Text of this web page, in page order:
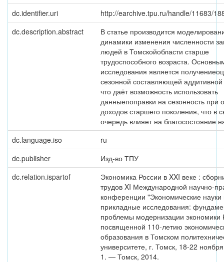
dc.identifier.uri
http://earchive.tpu.ru/handle/11683/
dc.description.abstract
В статье производится
динамики изменения численности
людей в Томскойобласти старше
трудоспособного возраста.
исследования является
сезонной составляющей
что даёт возможность использовать
данныепоправки на сезонность при
доходов старшего поколения, что в
очередь влияет на благосостояние
dc.language.iso
ru
dc.publisher
Изд-во ТПУ
dc.relation.ispartof
Экономика России в XXI веке :
трудов XI Международной научно-
конференции "Экономические науки
прикладные исследования:
проблемы модернизации экономики
посвященной 110-летию
образования в Томском
университете, г. Томск, 18-22
1. — Томск, 2014.